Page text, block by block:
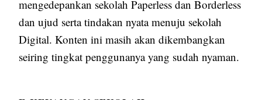
mengedepankan sekolah Paperless dan Borderless
dan ujud serta tindakan nyata menuju sekolah
Digital. Konten ini masih akan dikembangkan
seiring tingkat penggunanya yang sudah nyaman.